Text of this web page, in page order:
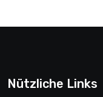
Nützliche Links